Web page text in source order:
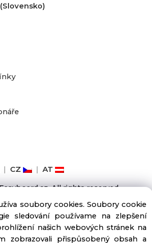
| CZ | AT
All rights reserved
soubory cookies. Soubory cookie
sledování používame na zlepšení
našich webových stránek na
zobrazovali přispůsobený obsah a